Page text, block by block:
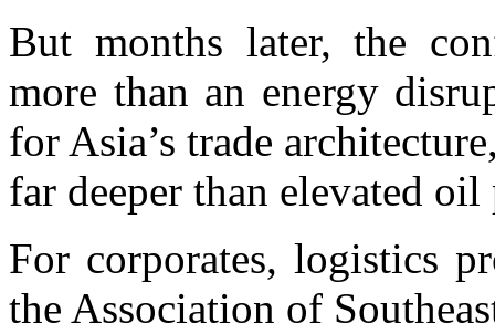
But months later, the
more than an energy
for Asia’s trade
far deeper than elevated oil
For corporates, logistics
the Association of